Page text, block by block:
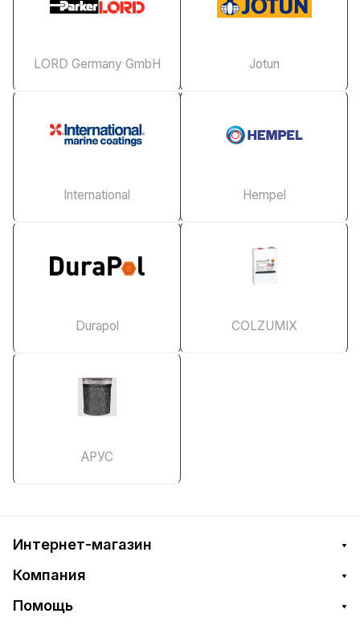
LORD Germany GmbH Jotun
International Hempel
Durapol COLZUMIX
АРУС
Интернет-магазин
Компания
Помощь